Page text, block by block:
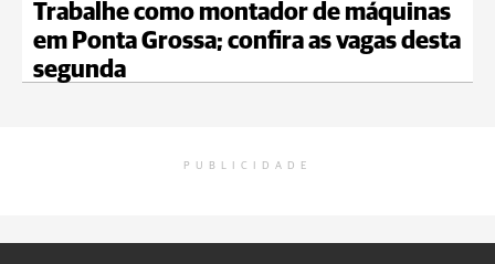
Trabalhe como montador de máquinas
em Ponta Grossa; confira as vagas desta
segunda
PUBLICIDADE